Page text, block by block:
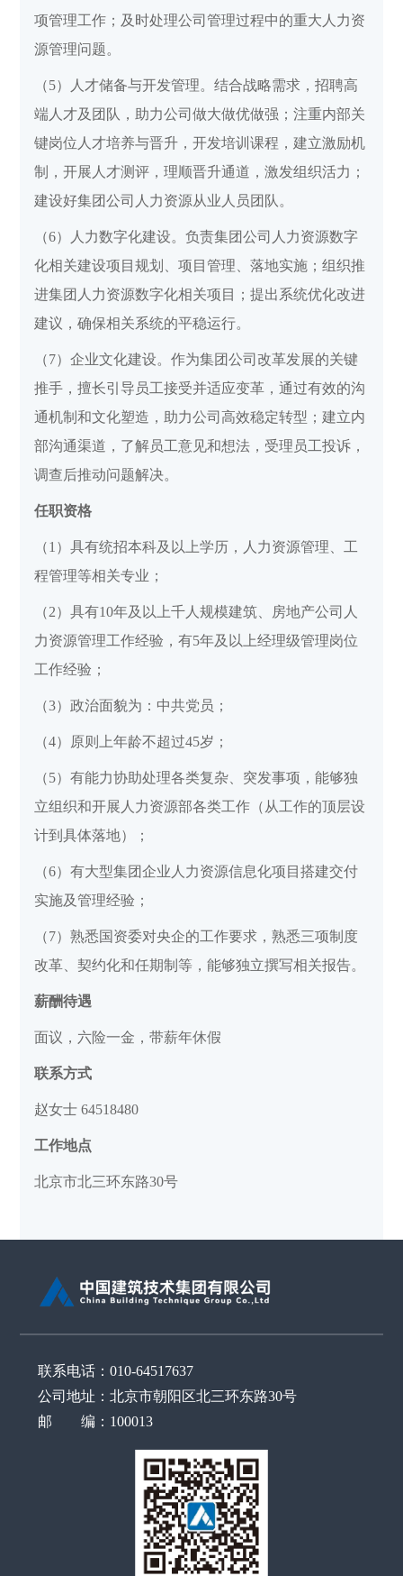
项管理工作；及时处理公司管理过程中的重大人力资
源管理问题。
（5）人才储备与开发管理。结合战略需求，招聘高
端人才及团队，助力公司做大做优做强；注重内部关
键岗位人才培养与晋升，开发培训课程，建立激励机
制，开展人才测评，理顺晋升通道，激发组织活力；
建设好集团公司人力资源从业人员团队。
（6）人力数字化建设。负责集团公司人力资源数字
化相关建设项目规划、项目管理、落地实施；组织推
进集团人力资源数字化相关项目；提出系统优化改进
建议，确保相关系统的平稳运行。
（7）企业文化建设。作为集团公司改革发展的关键
推手，擅长引导员工接受并适应变革，通过有效的沟
通机制和文化塑造，助力公司高效稳定转型；建立内
部沟通渠道，了解员工意见和想法，受理员工投诉，
调查后推动问题解决。
任职资格
（1）具有统招本科及以上学历，人力资源管理、工
程管理等相关专业；
（2）具有10年及以上千人规模建筑、房地产公司人
力资源管理工作经验，有5年及以上经理级管理岗位
工作经验；
（3）政治面貌为：中共党员；
（4）原则上年龄不超过45岁；
（5）有能力协助处理各类复杂、突发事项，能够独
立组织和开展人力资源部各类工作（从工作的顶层设
计到具体落地）；
（6）有大型集团企业人力资源信息化项目搭建交付
实施及管理经验；
（7）熟悉国资委对央企的工作要求，熟悉三项制度
改革、契约化和任期制等，能够独立撰写相关报告。
薪酬待遇
面议，六险一金，带薪年休假
联系方式
赵女士 64518480
工作地点
北京市北三环东路30号
联系电话：010-64517637
公司地址：北京市朝阳区北三环东路30号
邮 编：100013